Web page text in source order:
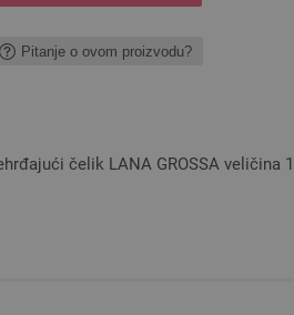
Pitanje o ovom proizvodu?
čelik LANA GROSSA veličina